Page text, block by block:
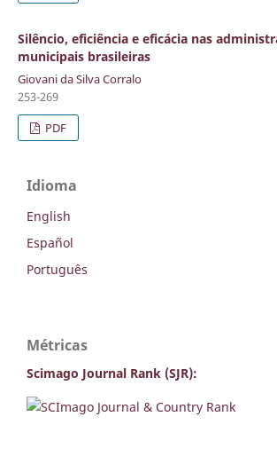
Silêncio, eficiência e eficácia nas
municipais brasileiras
Giovani da Silva Corralo
253-269
PDF
Idioma
English
Español
Português
Métricas
Scimago Journal Rank (SJR):